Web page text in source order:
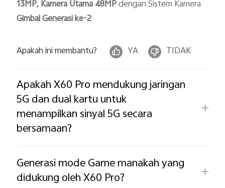
Indonesia | Pilih negara/wilayah
13MP, Kamera Utama 48MP
Gimbal Generasi ke-2
Apakah ini membantu? YA TIDAK
Apakah X60 Pro mendukung jaringan
5G dan dual kartu untuk
menampilkan sinyal 5G secara
bersamaan?
Generasi mode Game manakah yang
didukung oleh X60 Pro? ​